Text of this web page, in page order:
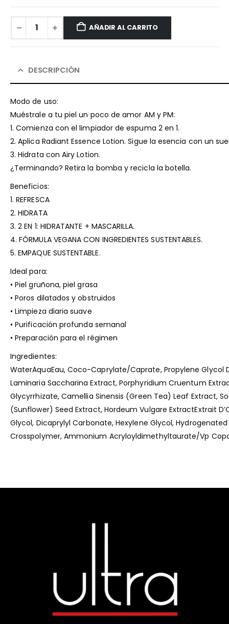
AÑADIR AL CARRITO
DESCRIPCIÓN
Modo de uso:
Muéstrale a tu piel un poco de amor AM y PM:
1. Comienza con el limpiador de espuma 2 en 1.
2. Aplica Radiant Essence Lotion. Sigue la esencia con un
3. Hidrata con Airy Lotion.
¿Terminando? Retira la bomba y recicla la botella.
Beneficios:
1. REFRESCA
2. HIDRATA
3. 2 EN 1: HIDRATANTE + MASCARILLA.
4. FÓRMULA VEGANA CON INGREDIENTES SUSTENTABLES.
5. EMPAQUE SUSTENTABLE.
Ideal para:
• Piel gruñona, piel grasa
• Poros dilatados y obstruidos
• Limpieza diaria suave
• Purificación profunda semanal
• Preparación para el régimen
Ingredientes:
WaterAquaEau, Coco-Caprylate/Caprate, Propylene
Laminaria Saccharina Extract, Porphyridium Cruentum
Glycyrrhizate, Camellia Sinensis (Green Tea) Leaf Extract,
(Sunflower) Seed Extract, Hordeum Vulgare ExtractExtrait
Glycol, Dicaprylyl Carbonate, Hexylene Glycol,
Crosspolymer, Ammonium Acryloyldimethyltaurate/Vp